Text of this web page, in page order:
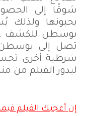
شوقًا إلى
يحبونها ولذلك
بوسطن للكشف عن
تصل إلى
شرطية أخرى
ليدور الفيلم من
إن أعجبك الفيلم